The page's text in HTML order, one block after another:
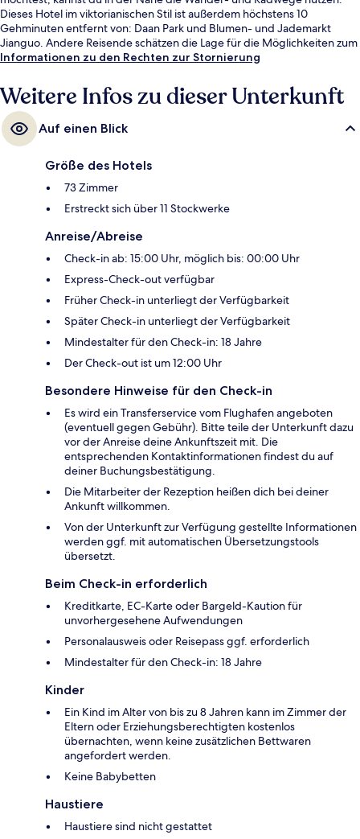
Dieses Hotel im viktorianischen Stil ist außerdem höchstens 10
Gehminuten entfernt von: Daan Park und Blumen- und Jademarkt
Jianguo. Andere Reisende schätzen die Lage für die Möglichkeiten zum
Sightseeing und die Nähe zu öffentlichen Verkehrsmitteln: Die U-Bahn-
entfernt.
Informationen zu den Rechten zur Stornierung
Weitere Infos zu dieser Unterkunft
Auf einen Blick
Größe des Hotels
73 Zimmer
Erstreckt sich über 11 Stockwerke
Anreise/Abreise
Check-in ab: 15:00 Uhr, möglich bis: 00:00 Uhr
Express-Check-out verfügbar
Früher Check-in unterliegt der Verfügbarkeit
Später Check-in unterliegt der Verfügbarkeit
Mindestalter für den Check-in: 18 Jahre
Der Check-out ist um 12:00 Uhr
Besondere Hinweise für den Check-in
Es wird ein Transferservice vom Flughafen angeboten
(eventuell gegen Gebühr). Bitte teile der Unterkunft dazu
vor der Anreise deine Ankunftszeit mit. Die
entsprechenden Kontaktinformationen findest du auf
deiner Buchungsbestätigung.
Die Mitarbeiter der Rezeption heißen dich bei deiner
Ankunft willkommen.
Von der Unterkunft zur Verfügung gestellte Informationen
werden ggf. mit automatischen Übersetzungstools
übersetzt.
Beim Check-in erforderlich
Kreditkarte, EC-Karte oder Bargeld-Kaution für
unvorhergesehene Aufwendungen
Personalausweis oder Reisepass ggf. erforderlich
Mindestalter für den Check-in: 18 Jahre
Kinder
Ein Kind im Alter von bis zu 8 Jahren kann im Zimmer der
Eltern oder Erziehungsberechtigten kostenlos
übernachten, wenn keine zusätzlichen Bettwaren
angefordert werden.
Keine Babybetten
Haustiere
Haustiere sind nicht gestattet